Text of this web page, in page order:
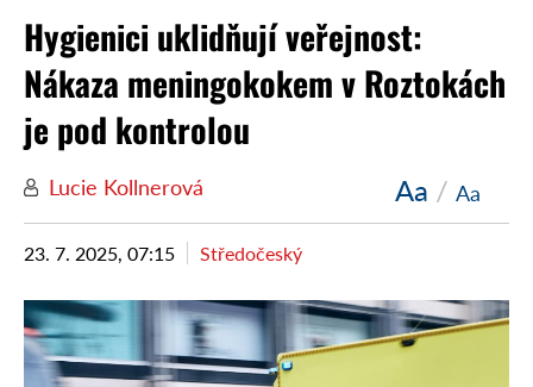
Hygienici uklidňují veřejnost:
Nákaza meningokokem v Roztokách
je pod kontrolou
Lucie Kollnerová Aa / Aa
23. 7. 2025, 07:15 Středočeský